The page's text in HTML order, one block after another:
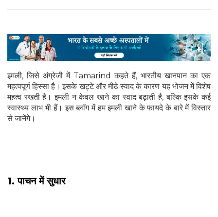
इमली, जिसे अंग्रेजी में Tamarind कहते हैं, भारतीय खानपान का एक
महत्वपूर्ण हिस्सा है। इसके खट्टे और मीठे स्वाद के कारण यह भोजन में विशेष
महत्व रखती है। इमली न केवल खाने का स्वाद बढ़ाती है, बल्कि इसके कई
स्वास्थ्य लाभ भी हैं। इस ब्लॉग में हम इमली खाने के फायदे के बारे में विस्तार
से जानेंगे।
1. पाचन में सुधार